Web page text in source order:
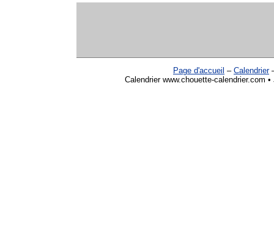
Page d'accueil – Calendrier
Calendrier www.chouette-calendrier.com